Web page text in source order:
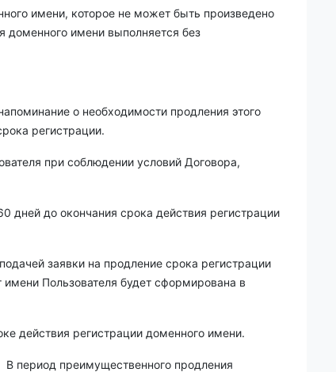
имени, которое не может быть произведено
доменного имени выполняется без
о необходимости продления этого
регистрации.
при соблюдении условий Договора,
дней до окончания срока действия регистрации
заявки на продление срока регистрации
Пользователя будет сформирована в
действия регистрации доменного имени.
период преимущественного продления